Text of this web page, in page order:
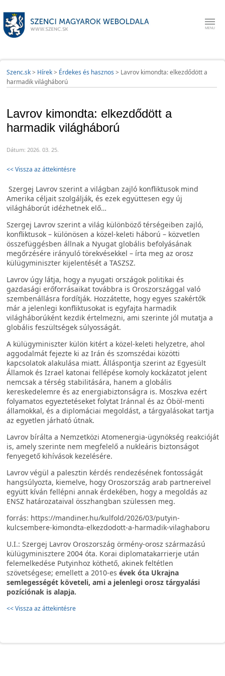
Szenc.sk> Hírek> Érdekes és hasznos > Lavrov kimondta: elkezdődött a
harmadik világháború
Lavrov kimondta: elkezdődött a
harmadik világháború
Dátum: 2026. 03. 25.
<< Vissza az áttekintésre
Szergej Lavrov szerint a világban zajló konfliktusok mind
Amerika céljait szolgálják, és ezek együttesen egy új
világháborút idézhetnek elő…
Szergej Lavrov szerint a világ különböző térségeiben zajló,
konfliktusok – különösen a közel-keleti háború – közvetlen
összefüggésben állnak a Nyugat globális befolyásának
megőrzésére irányuló törekvésekkel – írta meg az orosz
külügyminiszter kijelentését a TASZSZ.
Lavrov úgy látja, hogy a nyugati országok politikai és
gazdasági erőforrásaikat továbbra is Oroszországgal való
szembenállásra fordítják. Hozzátette, hogy egyes szakértők
már a jelenlegi konfliktusokat is egyfajta harmadik
világháborúként kezdik értelmezni, ami szerinte jól mutatja a
globális feszültségek súlyosságát.
A külügyminiszter külön kitért a közel-keleti helyzetre, ahol
aggodalmát fejezte ki az Irán és szomszédai közötti
kapcsolatok alakulása miatt. Álláspontja szerint az Egyesült
Államok és Izrael katonai fellépése komoly kockázatot jelent
nemcsak a térség stabilitására, hanem a globális
kereskedelemre és az energiabiztonságra is. Moszkva ezért
folyamatos egyeztetéseket folytat Iránnal és az Öböl-menti
államokkal, és a diplomáciai megoldást, a tárgyalásokat tartja
az egyetlen járható útnak.
Lavrov bírálta a Nemzetközi Atomenergia-ügynökség reakcióját
is, amely szerinte nem megfelelő a nukleáris biztonságot
fenyegető kihívások kezelésére.
Lavrov végül a palesztin kérdés rendezésének fontosságát
hangsúlyozta, kiemelve, hogy Oroszország arab partnereivel
együtt kíván fellépni annak érdekében, hogy a megoldás az
ENSZ határozataival összhangban szülessen meg.
forrás: https://mandiner.hu/kulfold/2026/03/putyin-
kulcsembere-kimondta-elkezdodott-a-harmadik-vilaghaboru
U.I.: Szergej Lavrov Oroszország örmény-orosz származású
külügyminisztere 2004 óta. Korai diplomatakarrierje után
felemelkedése Putyinhoz köthető, akinek feltétlen
szövetségese; emellett a 2010-es évek óta Ukrajna
semlegességét követeli, ami a jelenlegi orosz tárgyalási
pozíciónak is alapja.
<< Vissza az áttekintésre